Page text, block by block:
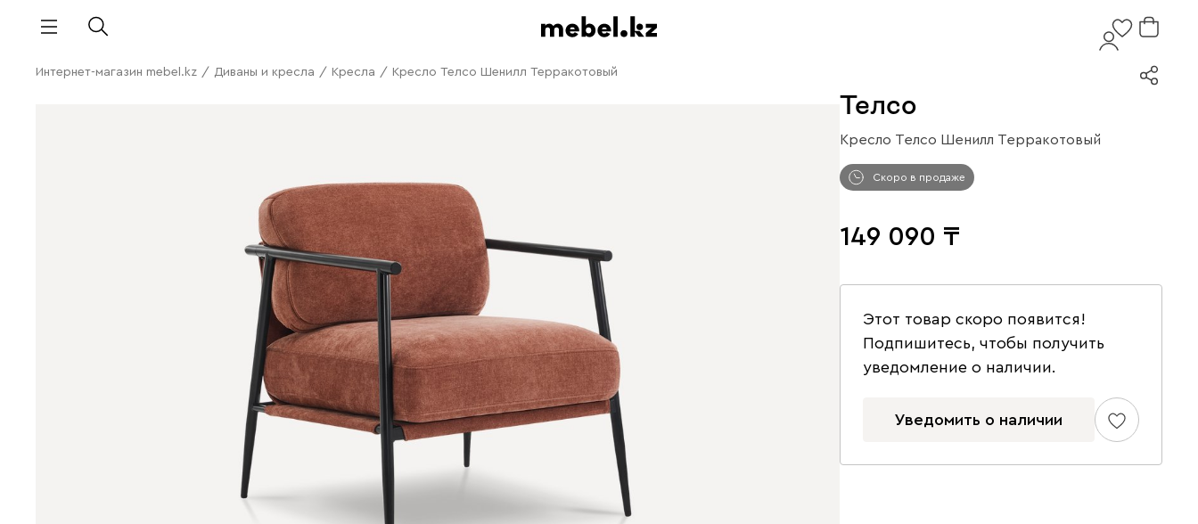
Интернет-магазин mebel.kz / Диваны и кресла / Кресла / Кресло Телсо Шенилл Терракотовый
Телсо
Кресло Телсо Шенилл Терракотовый
Скоро в продаже
149 090
Этот товар скоро появится!
Подпишитесь, чтобы получить
уведомление о наличии.
Уведомить о наличии